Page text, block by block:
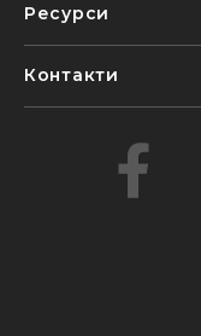
Ресурси
Контакти